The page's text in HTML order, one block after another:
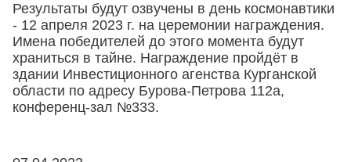
Результаты будут озвучены в день космонавтики
- 12 апреля 2023 г. на церемонии награждения.
Имена победителей до этого момента будут
храниться в тайне. Награждение пройдёт в
здании Инвестиционного агенства Курганской
области по адресу Бурова-Петрова 112а,
конференц-зал №333.